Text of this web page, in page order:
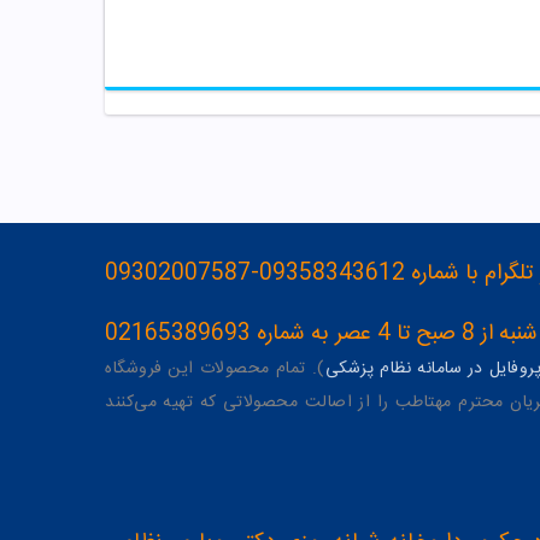
09302007587
در سامانه نظام پزشکی). تمام محصولات این فروشگاه
محترم مهتاطب را از اصالت محصولاتی که تهیه می‌کنند